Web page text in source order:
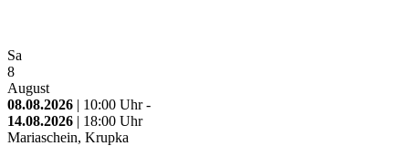
Sa
8
August
08.08.2026 | 10:00 Uhr -
14.08.2026 | 18:00 Uhr
Mariaschein, Krupka